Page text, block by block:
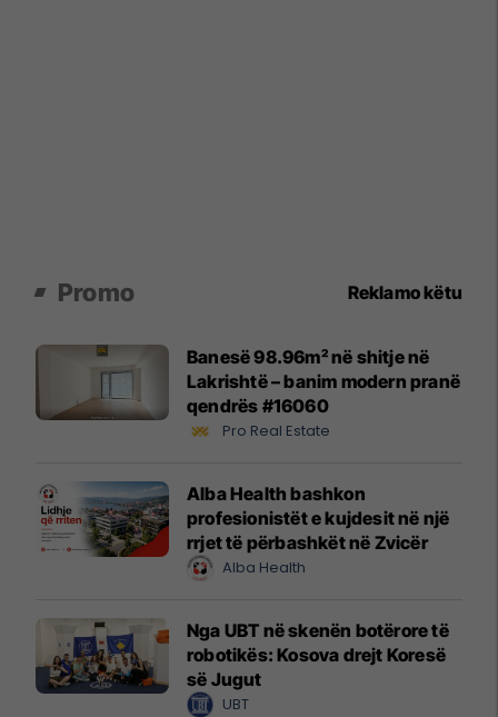
Promo Reklamo këtu
Banesë 98.96m² në shitje në
Lakrishtë – banim modern pranë
qendrës #16060
Pro Real Estate
Alba Health bashkon
profesionistët e kujdesit në një
rrjet të përbashkët në Zvicër
Alba Health
Nga UBT në skenën botërore të
robotikës: Kosova drejt Koresë
së Jugut
UBT